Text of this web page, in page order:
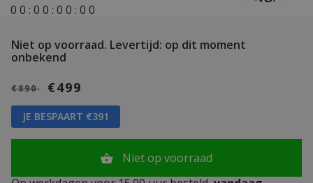
0 0 : 0 0 : 0 0 : 0 0
Niet op voorraad. Levertijd: op dit moment
onbekend
€890 €499
JE BESPAART €391
Niet op voorraad